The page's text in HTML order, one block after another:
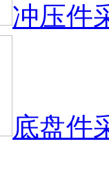
冲压件
底盘件